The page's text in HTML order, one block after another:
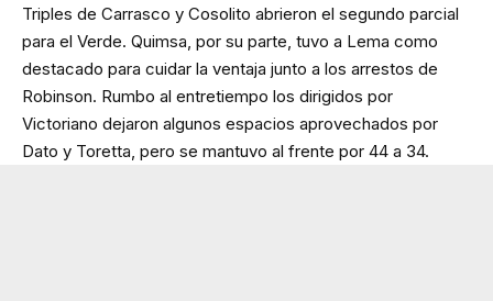
Triples de Carrasco y Cosolito abrieron el segundo parcial
para el Verde. Quimsa, por su parte, tuvo a Lema como
destacado para cuidar la ventaja junto a los arrestos de
Robinson. Rumbo al entretiempo los dirigidos por
Victoriano dejaron algunos espacios aprovechados por
Dato y Toretta, pero se mantuvo al frente por 44 a 34.